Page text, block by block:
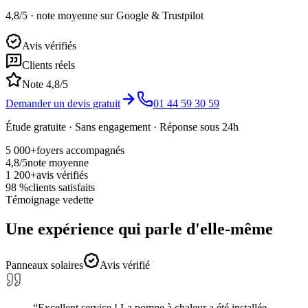
4,8/5 · note moyenne sur Google & Trustpilot
Avis vérifiés
Clients réels
Note 4,8/5
Demander un devis gratuit
01 44 59 30 59
Étude gratuite · Sans engagement · Réponse sous 24h
5 000+foyers accompagnés
4,8/5note moyenne
1 200+avis vérifiés
98 %clients satisfaits
Témoignage vedette
Une expérience qui parle d'elle-même
Panneaux solaires Avis vérifié